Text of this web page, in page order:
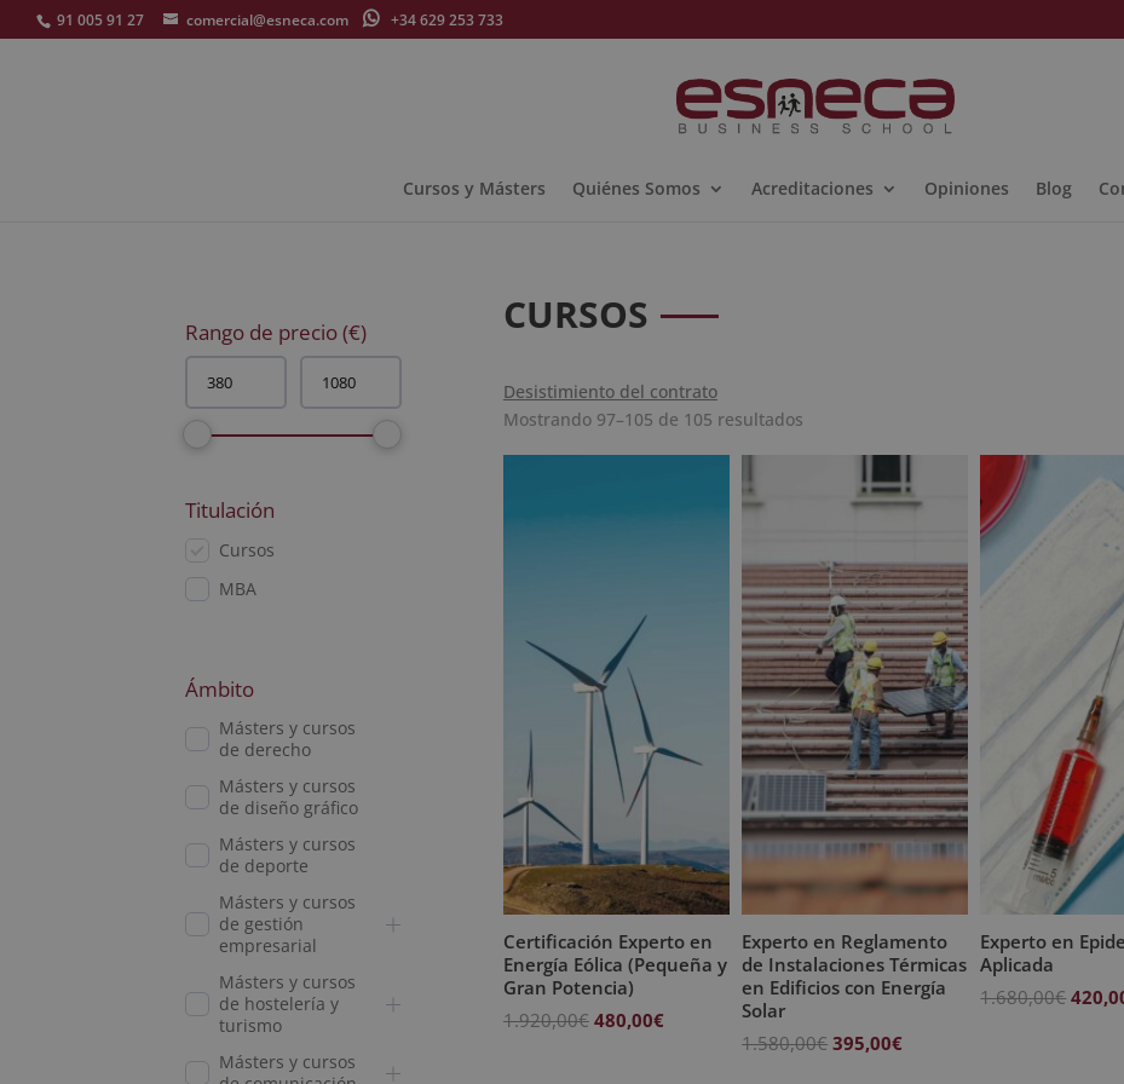
91 005 91 27 comercial@esneca.com +34 629 253 733
Cursos y Másters Quiénes Somos Acreditaciones Opiniones Blog
CURSOS
Desistimiento del contrato
Mostrando 97–105 de 105 resultadosOrdenado
Certificación Experto en
Energía Eólica (Pequeña y
Gran Potencia)
1.920,00€ El
480,00€El
Experto en Reglamento
de Instalaciones Térmicas
en Edificios con Energía
Solar
1.580,00€ El
395,00€
Experto en
Aplicada
1.680,00€ El
Rango de precio (€)
Titulación
Cursos
MBA
Ámbito
Másters y cursos
de derecho
Másters y cursos
de diseño gráfico
Másters y cursos
de deporte
Másters y cursos
de gestión
empresarial
Másters y cursos
de hostelería y
turismo
Másters y cursos